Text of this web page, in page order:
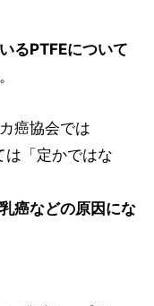
るPTFEについて
癌協会では
は「定かではな
癌などの原因にな